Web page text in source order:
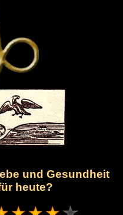
und Gesundheit
heute?